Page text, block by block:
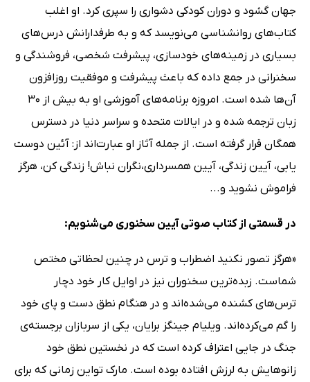
جهان گشود و دوران کودکی دشواری را سپری کرد. او اغلب
کتاب‌های روانشناسی می‌نویسد که و به طرفدارانش درس‌های
بسیاری در زمینه‌های خودسازی، پیشرفت شخصی، فروشندگی و
سخنرانی در جمع داده که باعث پیشرفت و موفقیت روزافزون
آن‌ها شده است. امروزه برنامه‌های آموزشی او به بیش از 30
زبان ترجمه شده‌ و در ایالات متحده و سراسر دنیا در دسترس
همگان قرار گرفته‌ است. از جمله آثاز او عبارت‌اند از: آئین دوست
یابی، آیین زندگی، آیین همسرداری،نگران نباش! زندگی کن، هرگز
فراموش نشوید و...
در قسمتی از کتاب صوتی آیین سخنوری می‌شنویم:
«هرگز تصور نکنید اضطراب و ترس در چنین لحظاتی مختص
شماست. زبده‌ترین سخنوران نیز در اوایل کار خود دچار
ترس‌های کشنده می‌شده‌اند و در هنگام نطق دست و پای خود
را گم می‌کرده‌اند. ویلیام جینگز برایان، یکی از سربازان برجسته‌ی
جنگ در جایی اعتراف کرده است که در نخستین نطق خود
زانوهایش به لرزش افتاده بوده است. مارک تواین زمانی که برای